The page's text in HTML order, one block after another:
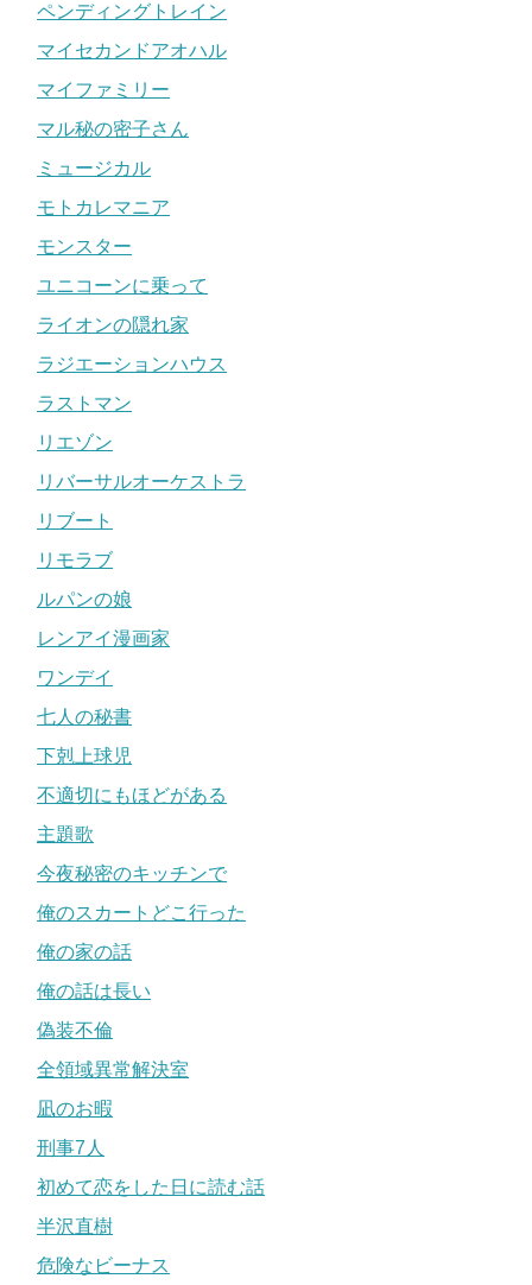
ペンディングトレイン
マイセカンドアオハル
マイファミリー
マル秘の密子さん
ミュージカル
モトカレマニア
モンスター
ユニコーンに乗って
ライオンの隠れ家
ラジエーションハウス
ラストマン
リエゾン
リバーサルオーケストラ
リブート
リモラブ
ルパンの娘
レンアイ漫画家
ワンデイ
七人の秘書
下剋上球児
不適切にもほどがある
主題歌
今夜秘密のキッチンで
俺のスカートどこ行った
俺の家の話
俺の話は長い
偽装不倫
全領域異常解決室
凪のお暇
刑事7人
初めて恋をした日に読む話
半沢直樹
危険なビーナス